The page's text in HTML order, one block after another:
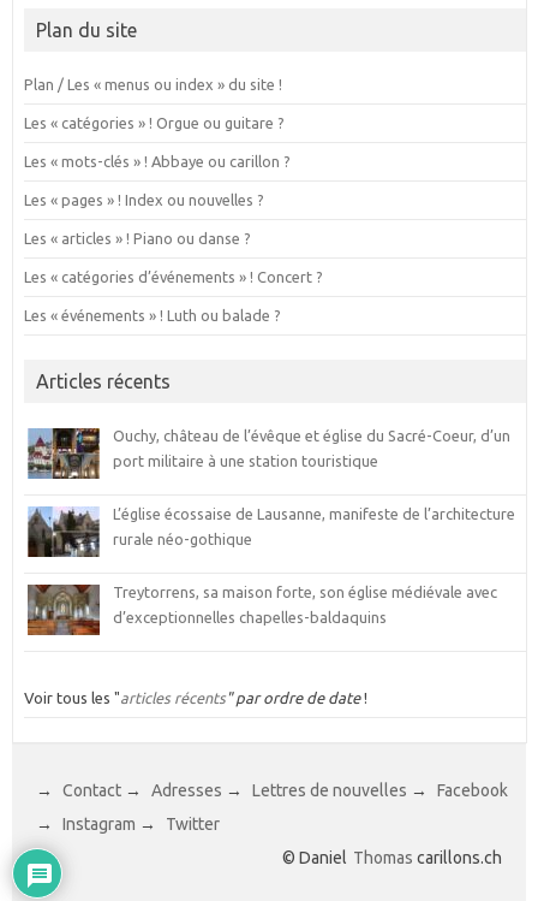
Plan du site
Plan / Les « menus ou index » du site !
Les « catégories » ! Orgue ou guitare ?
Les « mots-clés » ! Abbaye ou carillon ?
Les « pages » ! Index ou nouvelles ?
Les « articles » ! Piano ou danse ?
Les « catégories d’événements » ! Concert ?
Les « événements » ! Luth ou balade ?
Articles récents
Ouchy, château de l’évêque et église du Sacré-Coeur, d’un
port militaire à une station touristique
L’église écossaise de Lausanne, manifeste de l’architecture
rurale néo-gothique
Treytorrens, sa maison forte, son église médiévale avec
d’exceptionnelles chapelles-baldaquins
Voir tous les "articles récents" par ordre de date!
→ Contact → Adresses → Lettres de nouvelles →
Facebook
→
Instagram →
Twitter
© Daniel Thomas carillons.ch